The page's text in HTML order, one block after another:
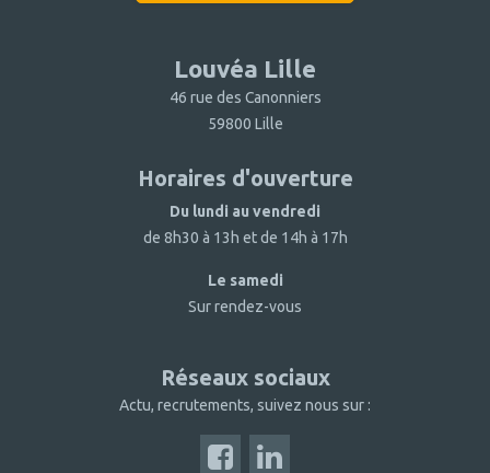
Louvéa Lille
46 rue des Canonniers
59800 Lille
Horaires d'ouverture
Du lundi au vendredi
de 8h30 à 13h et de 14h à 17h
Le samedi
Sur rendez-vous
Réseaux sociaux
Actu, recrutements, suivez nous sur :